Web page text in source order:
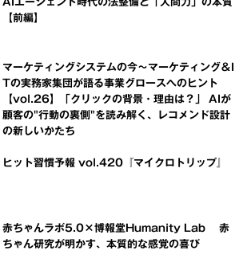
【前編】
マーケティングシステムの今～マーケティング＆I
Tの実務家集団が語る事業グロースへのヒント
【vol.26】「クリックの背景・理由は？」 AIが
顧客の"行動の裏側"を読み解く、レコメンド設計
の新しいかたち
ヒット習慣予報 vol.420『マイクロトリップ』
赤ちゃんラボ5.0×博報堂Humanity Lab 赤
ちゃん研究が明かす、本質的な感覚の喜び